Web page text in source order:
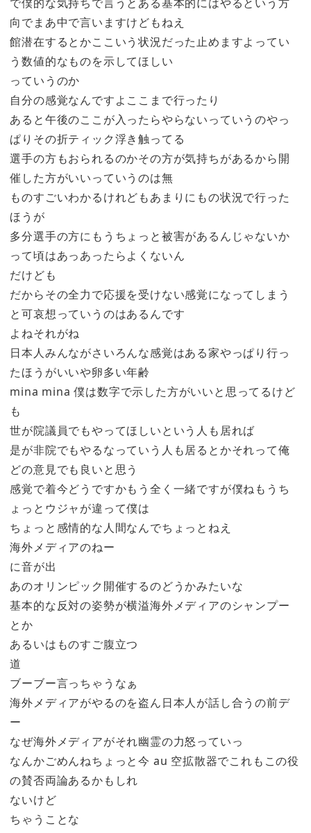
向でまあ中で言いますけどもねえ
館潜在するとかここいう状況だった止めますよってい
う数値的なものを示してほしい
っていうのか
自分の感覚なんですよここまで行ったり
あると午後のここが入ったらやらないっていうのやっ
ぱりその折ティック浮き触ってる
選手の方もおられるのかその方が気持ちがあるから開
催した方がいいっていうのは無
ものすごいわかるけれどもあまりにもの状況で行った
ほうが
多分選手の方にもうちょっと被害があるんじゃないか
って頃はあっあったらよくないん
だけども
だからその全力で応援を受けない感覚になってしまう
と可哀想っていうのはあるんです
よねそれがね
日本人みんながさいろんな感覚はある家やっぱり行っ
たほうがいいや卵多い年齢
mina mina 僕は数字で示した方がいいと思ってるけど
も
世が院議員でもやってほしいという人も居れば
是が非院でもやるなっていう人も居るとかそれって俺
どの意見でも良いと思う
感覚で着今どうですかもう全く一緒ですが僕ねもうち
ょっとウジャが違って僕は
ちょっと感情的な人間なんでちょっとねえ
海外メディアのねー
に音が出
あのオリンピック開催するのどうかみたいな
基本的な反対の姿勢が横溢海外メディアのシャンプー
とか
あるいはものすご腹立つ
道
ブーブー言っちゃうなぁ
海外メディアがやるのを盗ん日本人が話し合うの前デ
ー
なぜ海外メディアがそれ幽霊の力怒っていっ
なんかごめんねちょっと今 au 空拡散器でこれもこの役
の賛否両論あるかもしれ
ないけど
ちゃうことな